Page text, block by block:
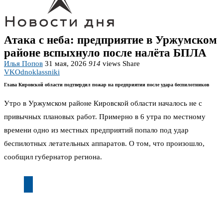
Атака с неба: предприятие в Уржумском
районе вспыхнуло после налёта БПЛА
Илья Попов 31 мая, 2026 914 views Share
VKOdnoklassniki
Глава Кировской области подтвердил пожар на предприятии после удара беспилотников
Утро в Уржумском районе Кировской области началось не с
привычных плановых работ. Примерно в 6 утра по местному
времени одно из местных предприятий попало под удар
беспилотных летательных аппаратов. О том, что произошло,
сообщил губернатор региона.